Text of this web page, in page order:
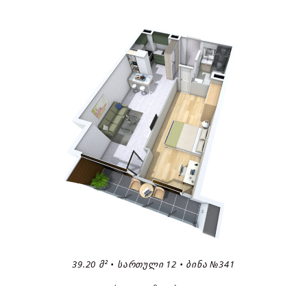
39.20 Მ² • ᲡᲐᲠᲗᲣᲚᲘ 12 • ᲑᲘᲜᲐ №341